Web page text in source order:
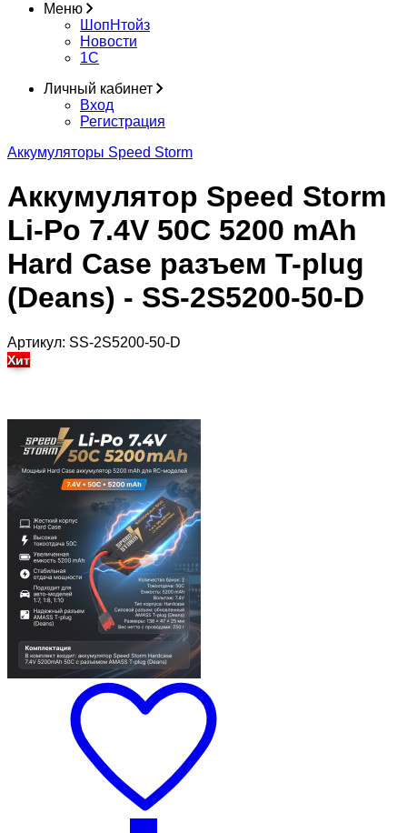
Меню
ШопНтойз
Новости
1C
Личный кабинет
Вход
Регистрация
Аккумуляторы Speed Storm
Аккумулятор Speed Storm
Li-Po 7.4V 50C 5200 mAh
Hard Case разъем T-plug
(Deans) - SS-2S5200-50-D
Артикул: SS-2S5200-50-D
Хит